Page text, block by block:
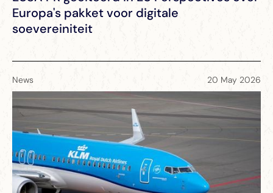
Europa's pakket voor digitale
soevereiniteit
News 20 May 2026